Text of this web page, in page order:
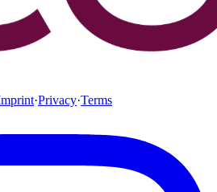
·Privacy·Terms